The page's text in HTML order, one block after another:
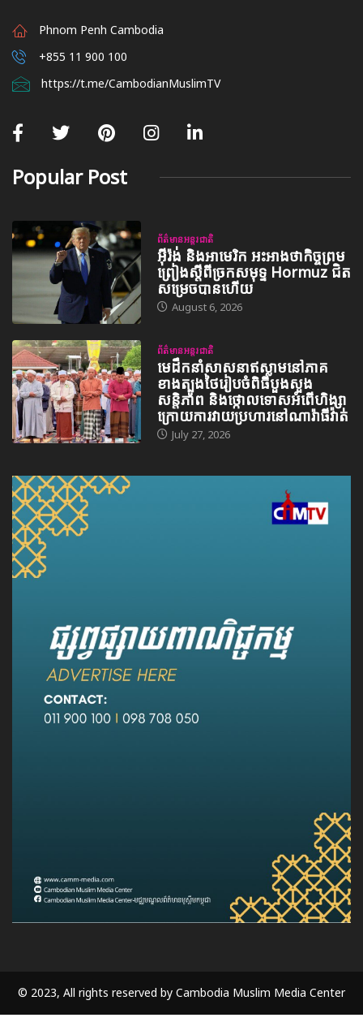
Phnom Penh Cambodia
+855 11 900 100
https://t.me/CambodianMuslimTV
Popular Post
ព័ត៌មានអន្តរជាតិ
អ៊ីរ៉ង់ និងអាមេរិក អះអាងថាកិច្ចព្រម
ព្រៀងស្តីពីច្រកសមុទ្ទ Hormuz ជិត
សម្រេចបានហើយ
August 6, 2026
ព័ត៌មានអន្តរជាតិ
មេដឹកនាំសាសនាឥស្លាមនៅភាគ
ខាងត្បូងថៃរៀបចំពិធីបួងសួង
សន្តិភាព និងថ្កោលទោសអំពើហិង្សា
ក្រោយការវាយប្រហារនៅណារ៉ាធីវ៉ាត់
July 27, 2026
© 2023, All rights reserved by Cambodia Muslim Media Center